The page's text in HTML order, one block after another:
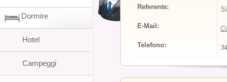
Referente:
E-Mail:
Telefono:
Dormire
Hotel
Campeggi